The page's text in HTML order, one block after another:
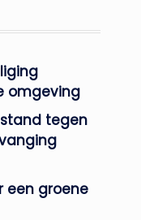
omgeving
tegen
een groene